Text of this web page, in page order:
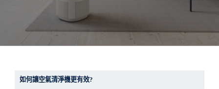
如何讓空氣清淨機更有效?